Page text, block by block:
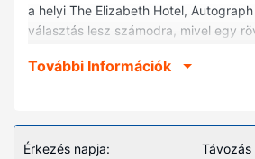
a helyi The Elizabeth Hotel,
választás lesz számodra, mivel egy
percre van autóval Coloradói Állami
Központ helyszíneitől.
További Információk
Érkezés napja: Távozás